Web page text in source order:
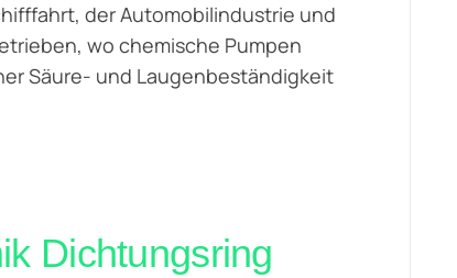
der Automobilindustrie und
wo chemische Pumpen
Säure- und Laugenbeständigkeit
Dichtungsring